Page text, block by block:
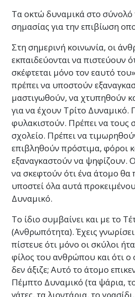
Τα οκτώ δυναμικά στο σύνολό
σημασίας για την επιβίωση
Στη σημερινή κοινωνία, οι
εκπαιδεύονται να πιστεύουν
σκέφτεται μόνο τον εαυτό
πρέπει να υποστούν
μαστιγωθούν, να χτυπηθούν
για να έχουν Τρίτο Δυναμικό.
φυλακιστούν. Πρέπει να τους
σχολείο. Πρέπει να
επιβληθούν πρόστιμα, φόροι
εξαναγκαστούν να ψηφίζουν.
να σκεφτούν ότι ένα άτομο θα
υποστεί όλα αυτά
Δυναμικό.
Το ίδιο συμβαίνει και με το
(Ανθρωπότητα). Έχεις
πίστευε ότι μόνο οι σκύλοι
φίλος του ανθρώπου και ότι
δεν άξιζε; Αυτό το άτομο
Πέμπτο Δυναμικό (τα ψάρια,